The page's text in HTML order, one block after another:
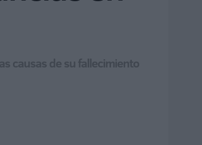
causas de su fallecimiento